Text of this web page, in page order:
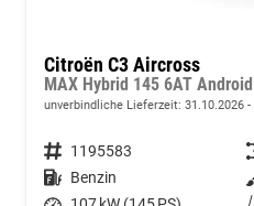
Citroën C3 Aircross
unverbindliche Lieferzeit: 31.10.2026
Fahrzeugnummer 1195583
Kraftstoff Benzin